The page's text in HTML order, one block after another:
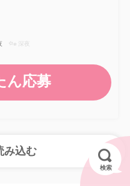
深夜
ん応募
検索